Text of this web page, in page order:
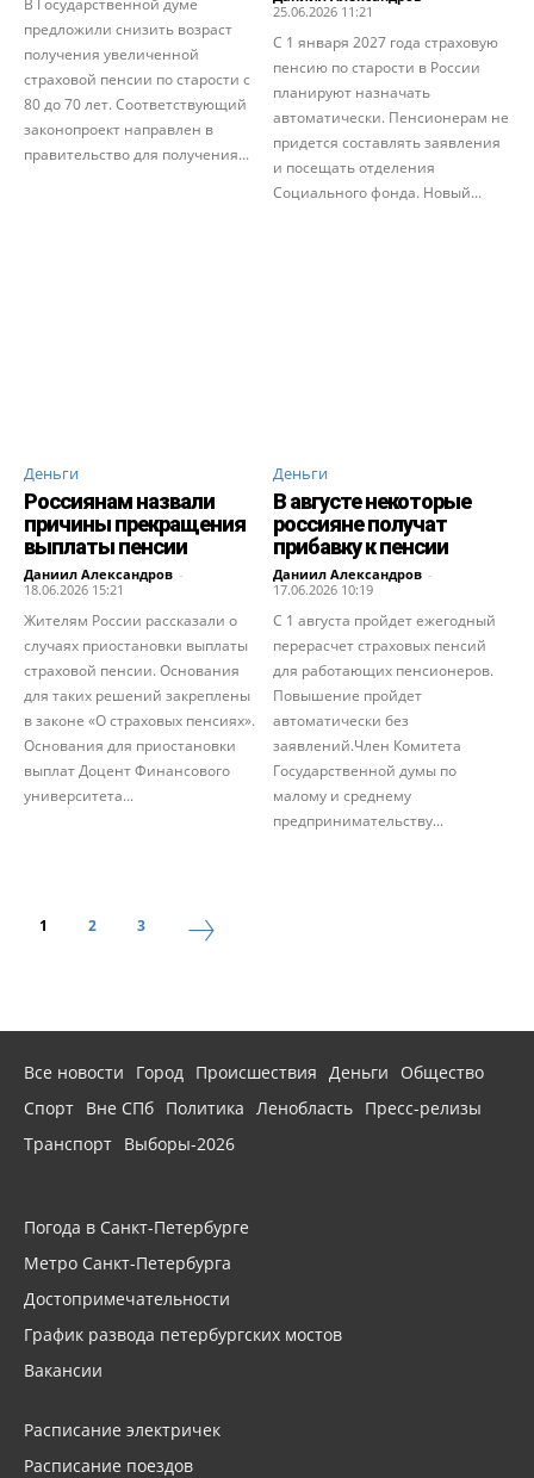
предложили снизить возраст
получения увеличенной
страховой пенсии по старости с
80 до 70 лет. Соответствующий
законопроект направлен в
правительство для получения...
25.06.2026 11:21
С 1 января 2027 года страховую
пенсию по старости в России
планируют назначать
автоматически. Пенсионерам не
придется составлять заявления
и посещать отделения
Социального фонда. Новый...
Деньги
Россиянам назвали
причины прекращения
выплаты пенсии
Даниил Александров -
18.06.2026 15:21
Жителям России рассказали о
случаях приостановки выплаты
страховой пенсии. Основания
для таких решений закреплены
в законе «О страховых пенсиях».
Основания для приостановки
выплат Доцент Финансового
университета...
Деньги
В августе некоторые
россияне получат
прибавку к пенсии
Даниил Александров -
17.06.2026 10:19
С 1 августа пройдет ежегодный
перерасчет страховых пенсий
для работающих пенсионеров.
Повышение пройдет
автоматически без
заявлений.Член Комитета
Государственной думы по
малому и среднему
предпринимательству...
1 2 3
Все новости Город Происшествия Деньги
Общество
Спорт Вне СПб Политика Ленобласть Пресс-релизы
Транспорт Выборы-2026
Погода в Санкт-Петербурге
Метро Санкт-Петербурга
Достопримечательности
График развода петербургских мостов
Вакансии
Расписание электричек
Расписание поездов